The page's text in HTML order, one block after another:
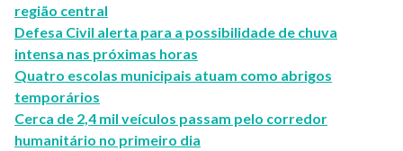
região central
Defesa Civil alerta para a possibilidade de chuva
intensa nas próximas horas
Quatro escolas municipais atuam como abrigos
temporários
Cerca de 2,4 mil veículos passam pelo corredor
humanitário no primeiro dia